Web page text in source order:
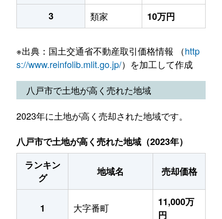
3
類家 10万円
※出典：国土交通省不動産取引価格情報 （http
s://www.reinfolib.mlit.go.jp/）を加工して作成
八戸市で土地が高く売れた地域
2023年に土地が高く売却された地域です。
八戸市で土地が高く売れた地域（2023年）
ランキン
グ
地域名 売却価格
1 大字番町
11,000万
円